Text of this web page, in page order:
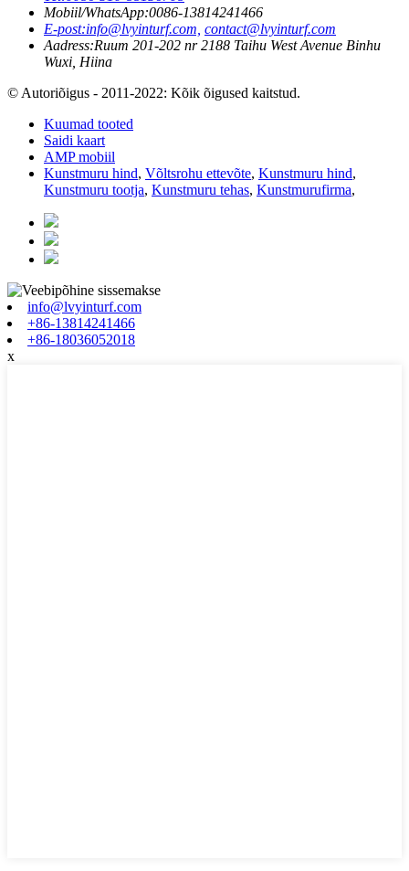
Mobiil/WhatsApp:0086-13814241466
E-post:info@lvyinturf.com, contact@lvyinturf.com
Aadress:Ruum 201-202 nr 2188 Taihu West Avenue Binhu
Wuxi, Hiina
© Autoriõigus - 2011-2022: Kõik õigused kaitstud.
Kuumad tooted
Saidi kaart
AMP mobiil
Kunstmuru hind, Võltsrohu ettevõte, Kunstmuru hind,
Kunstmuru tootja, Kunstmuru tehas, Kunstmurufirma,
info@lvyinturf.com
+86-13814241466
+86-18036052018
x